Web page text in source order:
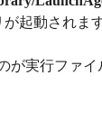
起動されます
が実行ファ